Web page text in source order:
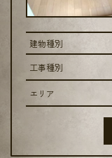
建物種別
工事種別
エリア